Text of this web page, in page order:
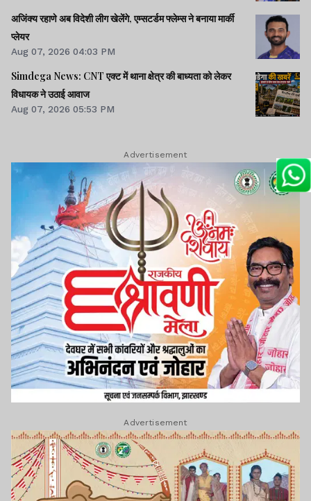
अजिंक्य रहाणे अब विदेशी लीग खेलेंगे, एम्सटर्डम फ्लेम्स ने बनाया मार्की
प्लेयर
Aug 07, 2026 04:03 PM
Simdega News: CNT एक्ट में थाना क्षेत्र की बाध्यता को लेकर
विधायक ने उठाई आवाज
Aug 07, 2026 05:53 PM
Advertisement
Advertisement